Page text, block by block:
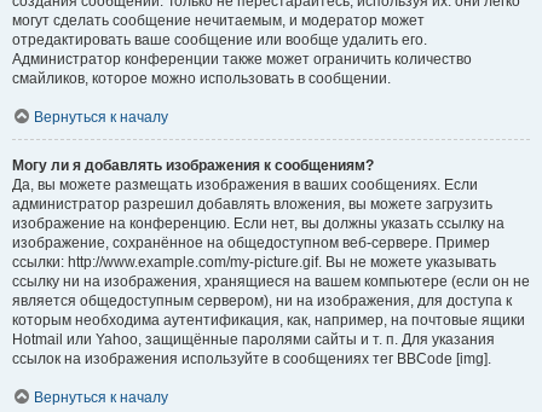
могут сделать сообщение нечитаемым, и модератор может
отредактировать ваше сообщение или вообще удалить его.
Администратор конференции также может ограничить количество
смайликов, которое можно использовать в сообщении.
Вернуться к началу
Могу ли я добавлять изображения к сообщениям?
Да, вы можете размещать изображения в ваших сообщениях. Если
администратор разрешил добавлять вложения, вы можете загрузить
изображение на конференцию. Если нет, вы должны указать ссылку на
изображение, сохранённое на общедоступном веб-сервере. Пример
ссылки: http://www.example.com/my-picture.gif. Вы не можете указывать
ссылку ни на изображения, хранящиеся на вашем компьютере (если он не
является общедоступным сервером), ни на изображения, для доступа к
которым необходима аутентификация, как, например, на почтовые ящики
Hotmail или Yahoo, защищённые паролями сайты и т. п. Для указания
ссылок на изображения используйте в сообщениях тег BBCode [img].
Вернуться к началу